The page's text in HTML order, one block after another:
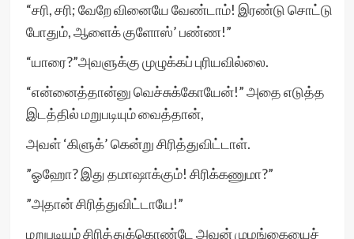
“சரி, சரி; வேறே வினையே வேண்டாம்! இரண்டு சொட்டு
போதும், ஆளைக் குளோஸ்’ பண்ண!”
“யாரை?”அவளுக்கு முழுக்கப் புரியவில்லை.
“என்னைத்தான்னு வெச்சுக்கோயேன்!” அதை எடுத்த
இடத்தில் மறுபடியும் வைத்தான்,
அவள் ‘கிளுக்’ கென்று சிரித்துவிட்டாள்.
”ஓஹோ? இது தமாஷாக்கும்! சிரிக்கணுமா?”
”அதான் சிரித்துவிட்டாயே!”
மறுபடியும் சிரித்துக்கொண்டே அவன் முழங்கையைச்